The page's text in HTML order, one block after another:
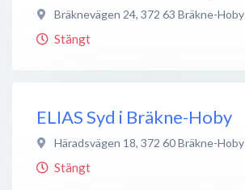
Bräknevägen 24, 372 63 Bräkne-Hoby
Stängt
ELIAS Syd i Bräkne-Hoby
Häradsvägen 18, 372 60Bräkne-Hoby
Stängt